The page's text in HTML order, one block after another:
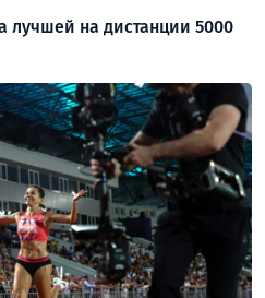
лучшей на дистанции 5000